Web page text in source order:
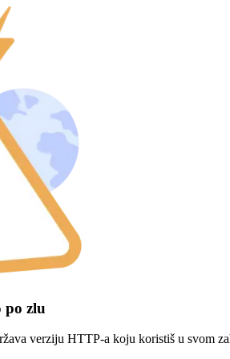
po zlu
verziju HTTP-a koju koristiš u svom